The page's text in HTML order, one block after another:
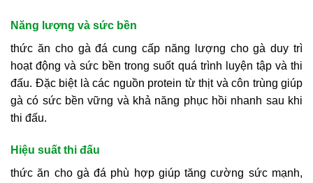
Năng lượng và sức bền
thức ăn cho gà đá cung cấp năng lượng cho gà duy trì
hoạt động và sức bền trong suốt quá trình luyện tập và thi
đấu. Đặc biệt là các nguồn protein từ thịt và côn trùng giúp
gà có sức bền vững và khả năng phục hồi nhanh sau khi
thi đấu.
Hiệu suất thi đấu
thức ăn cho gà đá phù hợp giúp tăng cường sức mạnh,